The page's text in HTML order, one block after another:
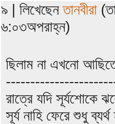
৯ | লিখেছেনতানবীরা
৬:০৩অপরাহ্ন)
ছিলাম না এখনো
রাত্রে যদি সূর্যশোকে
সূর্য নাহি ফেরে শুধু ব্যর্থ